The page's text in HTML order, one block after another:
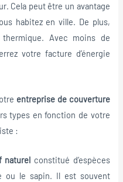
Cela peut être un avantage
habitez en ville. De plus,
Avec moins de
votre facture d’énergie
entreprise de couverture
types en fonction de votre
:
naturel constitué d’espèces
ou le sapin. Il est souvent